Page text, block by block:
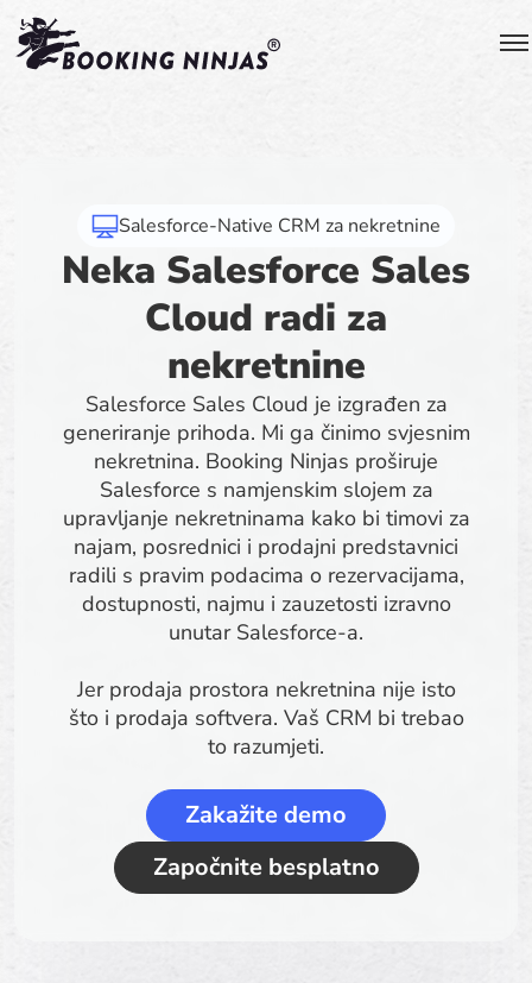
Salesforce-Native CRM za nekretnine
Neka Salesforce Sales
Cloud radi za
nekretnine
Salesforce Sales Cloud je izgrađen za
generiranje prihoda. Mi ga činimo svjesnim
nekretnina. Booking Ninjas proširuje
Salesforce s namjenskim slojem za
upravljanje nekretninama kako bi timovi za
najam, posrednici i prodajni predstavnici
radili s pravim podacima o rezervacijama,
dostupnosti, najmu i zauzetosti izravno
unutar Salesforce-a.
Jer prodaja prostora nekretnina nije isto
što i prodaja softvera. Vaš CRM bi trebao
to razumjeti.
Zakažite demo
Započnite besplatno